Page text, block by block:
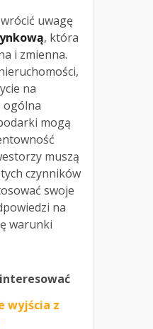
uwagę
, która
i zmienna.
na
ogólna
mogą
muszą
czynników
swoje
na
warunki
wyjścia z